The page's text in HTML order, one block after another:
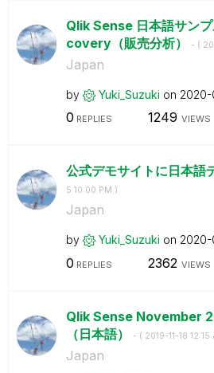
Qlik Sense 日本語サン
covery（販売分析）
- (
Japan
by Yuki_Suzuki on ‎2020-
0 REPLIES 1249 VIEWS
公式デモサイトに日本語
5 10:00 PM )
Japan
by Yuki_Suzuki on ‎2020-
0 REPLIES 2362 VIEWS
Qlik Sense November
（日本語）
- ( ‎2019-11-18 12:15
Japan